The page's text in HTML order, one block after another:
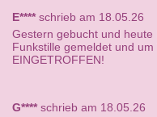
E****schrieb am 18.05.26
Gestern gebucht und
Funkstille gemeldet und um
EINGETROFFEN!
G****schrieb am 18.05.26